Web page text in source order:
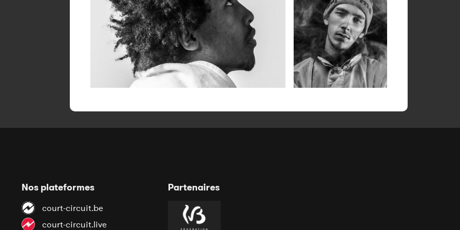
Nos plateformes
court-circuit.be
court-circuit.live
Partenaires